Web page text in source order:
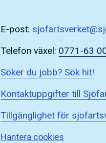
E-post:
Telefon växel: 0771-63
Söker du jobb? Sök hit!
Kontaktuppgifter till
Tillgänglighet för
Hantera cookies